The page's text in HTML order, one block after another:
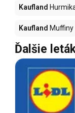
Kaufland
Kaufland Muffiny
Ďalšie